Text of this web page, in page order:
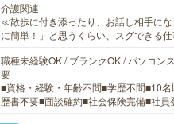
介護関連
≪散歩に付き添ったり、お話し相手に
に簡単！」と思うくらい、スグできる
職種未経験OK / ブランクOK / パソコン
要
■資格・経験・年齢不問■学歴不問■10
歴書不要■面談確約■社会保険完備■社